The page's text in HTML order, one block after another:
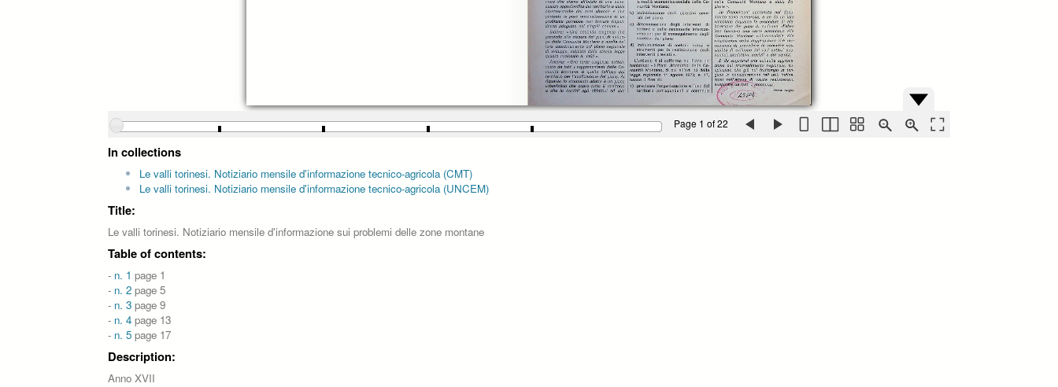
Page 1 of 22
In collections
Le valli torinesi. Notiziario mensile d'informazione tecnico-agricola (CMT)
Le valli torinesi. Notiziario mensile d'informazione tecnico-agricola (UNCEM)
Title:
Le valli torinesi. Notiziario mensile d'informazione sui problemi delle zone montane
Table of contents:
- n. 1 page 1
- n. 2 page 5
- n. 3 page 9
- n. 4 page 13
- n. 5 page 17
Description:
Anno XVII